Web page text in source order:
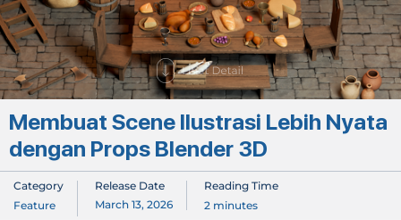
Membuat Scene Ilustrasi Lebih Nyata
dengan Props Blender 3D
Category
Feature
Release Date
March 13, 2026
Reading Time
2 minutes